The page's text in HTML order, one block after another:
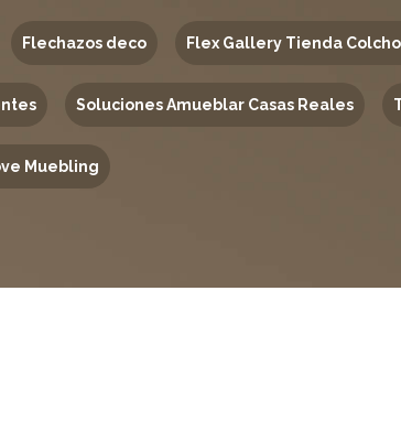
Flechazos deco Flex Gallery Tienda
Soluciones Amueblar Casas Reales
Muebling